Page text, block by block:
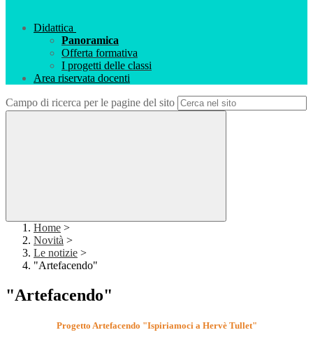
Didattica
Panoramica
Offerta formativa
I progetti delle classi
Area riservata docenti
Campo di ricerca per le pagine del sito
Home >
Novità >
Le notizie >
"Artefacendo"
"Artefacendo"
Progetto Artefacendo "Ispiriamoci a Hervè Tullet"